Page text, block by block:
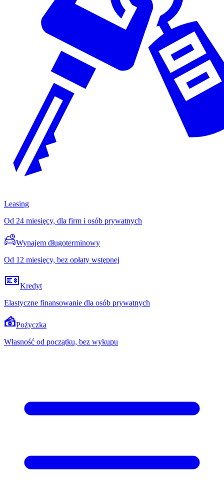
Leasing
Od 24 miesięcy, dla firm i osób prywatnych
Wynajem długoterminowy
Od 12 miesięcy, bez opłaty wstępnej
Kredyt
Elastyczne finansowanie dla osób prywatnych
Pożyczka
Własność od początku, bez wykupu